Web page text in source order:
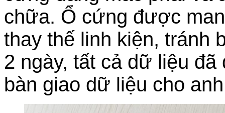
chữa. Ổ cứng được
thay thế linh kiện, tránh
2 ngày, tất cả dữ liệu
bàn giao dữ liệu cho